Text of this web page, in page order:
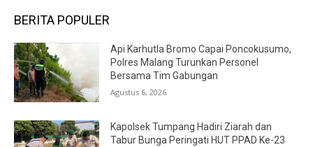
BERITA POPULER
Api Karhutla Bromo Capai Poncokusumo,
Polres Malang Turunkan Personel
Bersama Tim Gabungan
Agustus 6, 2026
Kapolsek Tumpang Hadiri Ziarah dan
Tabur Bunga Peringati HUT PPAD Ke-23